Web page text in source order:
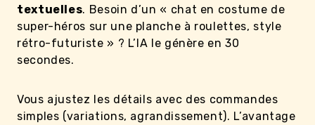
textuelles. Besoin d’un « chat en costume de
super-héros sur une planche à roulettes, style
rétro-futuriste » ? L’IA le génère en 30
secondes.
Vous ajustez les détails avec des commandes
simples (variations, agrandissement). L’avantage